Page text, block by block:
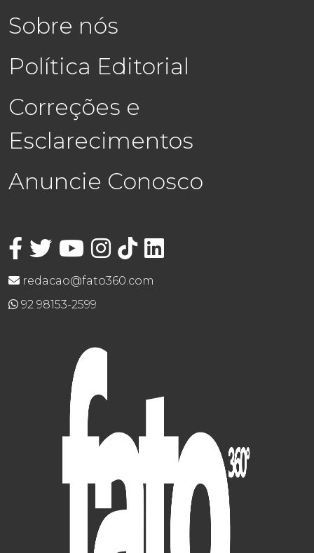
Sobre nós
Política Editorial
Correções e
Esclarecimentos
Anuncie Conosco
redacao@fato360.com
92 98153-2599